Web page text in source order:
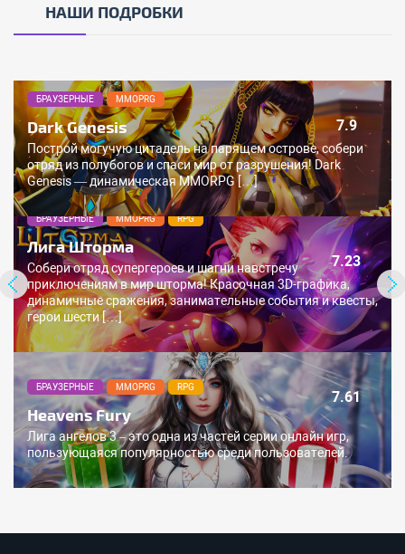
НАШИ ПОДРОБКИ
БРАУЗЕРНЫЕ MMOPRG
Dark Genesis
Построй могучую цитадель на парящем острове, собери
отряд из полубогов и спаси мир от разрушения! Dark
Genesis — динамическая MMORPG […]
7.9
БРАУЗЕРНЫЕ MMOPRG RPG
Лига Шторма
Собери отряд супергероев и шагни навстречу
приключениям в мир шторма! Красочная 3D-графика,
динамичные сражения, занимательные события и квесты,
герои шести […]
7.23
БРАУЗЕРНЫЕ MMOPRG RPG
Heavens Fury
Лига ангелов 3 – это одна из частей серии онлайн игр,
пользующаяся популярностью среди пользователей.
7.61